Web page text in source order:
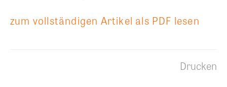
zum vollständigen Artikel als PDF lesen
Drucken